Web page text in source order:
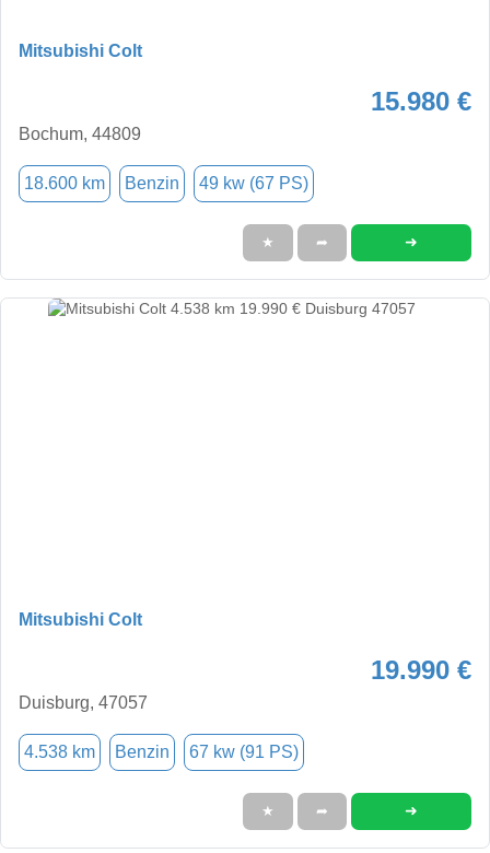
Mitsubishi Colt
15.980 €
Bochum, 44809
18.600 km Benzin 49 kw (67 PS)
★ ➦ ➜
Mitsubishi Colt
19.990 €
Duisburg, 47057
4.538 km Benzin 67 kw (91 PS)
★ ➦ ➜